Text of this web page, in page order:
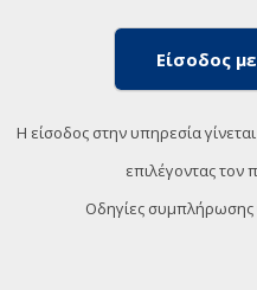
Είσοδος
Η είσοδος στην υπηρεσία
επιλέγοντας
Οδηγίες